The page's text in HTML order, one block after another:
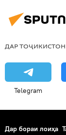
ДАР ТОҶИКИСТОН
Telegram
Дар бораи лоиҳа